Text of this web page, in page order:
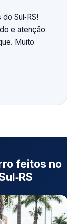
Sul‑RS!
e atenção
Muito
feitos no